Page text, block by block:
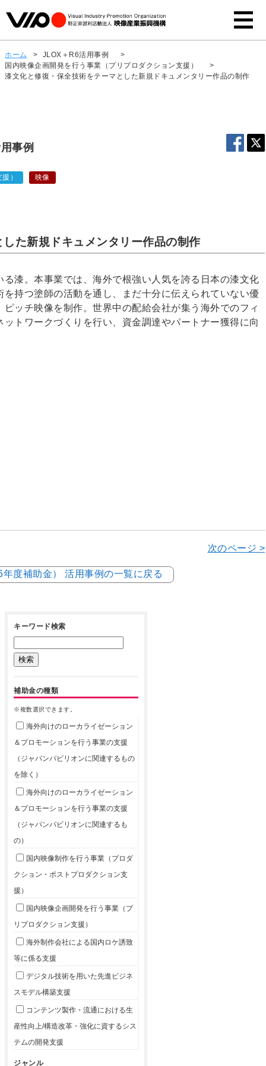
ホーム > JLOX＋R6活用事例
>
国内映像企画開発を行う事業（プリプロダクション支援）
>
漆文化と修復・保全技術をテーマとした新規ドキュメンタリー作品の制作
事例
） 映像
た新規ドキュメンタリー作品の制作
漆。本事業では、海外で根強い人気を誇る日本の漆文化
持つ塗師の活動を通し、まだ十分に伝えられていない優
ッチ映像を制作。世界中の配給会社が集う海外でのフィ
トワークづくりを行い、資金調達やパートナー獲得に向
次のページ >
度補助金） 活用事例の一覧に戻る
キーワード検索
補助金の種類
※複数選択できます。
海外向けのローカライゼーション
＆プロモーションを行う事業の支援
（ジャパンパビリオンに関連するもの
を除く）
海外向けのローカライゼーション
＆プロモーションを行う事業の支援
（ジャパンパビリオンに関連するも
の）
国内映像制作を行う事業（プロダ
クション・ポストプロダクション支
援）
国内映像企画開発を行う事業（プ
リプロダクション支援）
海外制作会社による国内ロケ誘致
等に係る支援
デジタル技術を用いた先進ビジネ
スモデル構築支援
コンテンツ製作・流通における生
産性向上/構造改革・強化に資するシス
テムの開発支援
ジャンル